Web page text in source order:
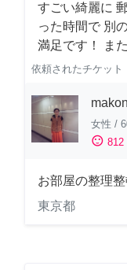
すごい綺麗に
った時間で 別
満足です！ ま
依頼されたチケット
makon
女性 /
sentiment_satisfied 812
お部屋の整理
東京都